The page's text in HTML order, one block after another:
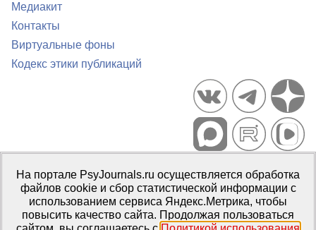
Медиакит
Контакты
Виртуальные фоны
Кодекс этики публикаций
Портал психологических изданий PsyJournals.ru, 2007–2026
Правила использования материалов
Свидетельство регистрации СМИЭл № ФС77-66447 от 14 июля
2016 г.
На портале PsyJournals.ru осуществляется обработка
файлов cookie и сбор статистической информации с
использованием сервиса Яндекс.Метрика, чтобы
повысить качество сайта. Продолжая пользоваться